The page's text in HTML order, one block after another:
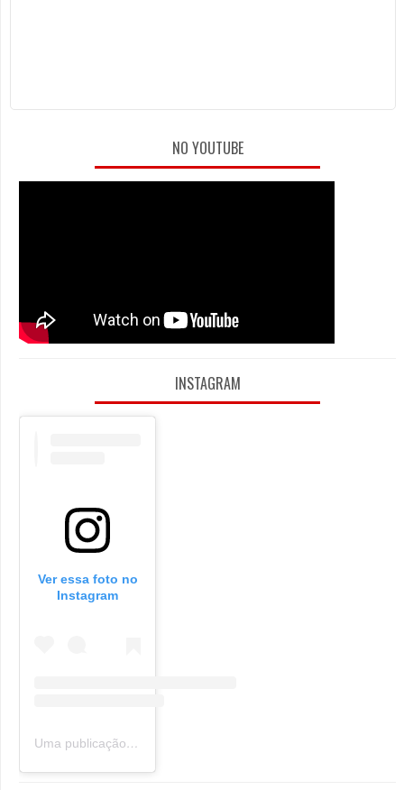
NO YOUTUBE
INSTAGRAM
Ver essa foto no
Instagram
Uma publicação compartilhada por Oldie Nerd (@oldie_nerd)